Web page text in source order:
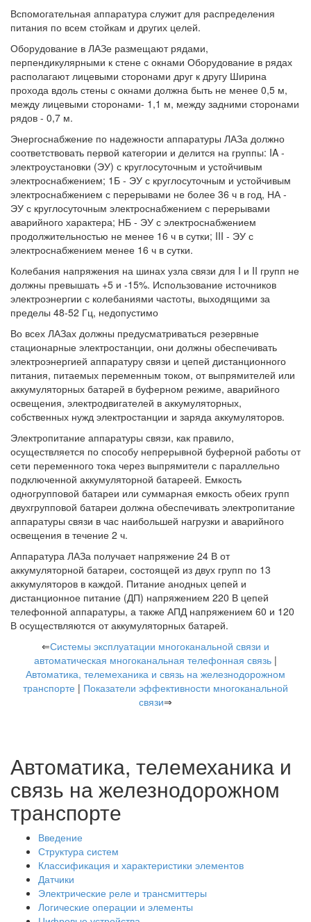
Вспомогательная аппаратура служит для распределения
питания по всем стойкам и других целей.
Оборудование в ЛАЗе размещают рядами,
перпендикулярными к стене с окнами Оборудование в рядах
располагают лицевыми сторонами друг к другу Ширина
прохода вдоль стены с окнами должна быть не менее 0,5 м,
между лицевыми сторонами- 1,1 м, между задними сторонами
рядов - 0,7 м.
Энергоснабжение по надежности аппаратуры ЛАЗа должно
соответствовать первой категории и делится на группы: IA -
электроустановки (ЭУ) с круглосуточным и устойчивым
электроснабжением; 1Б - ЭУ с круглосуточным и устойчивым
электроснабжением с перерывами не более 36 ч в год, НА -
ЭУ с круглосуточным электроснабжением с перерывами
аварийного характера; НБ - ЭУ с электроснабжением
продолжительностью не менее 16 ч в сутки; III - ЭУ с
электроснабжением менее 16 ч в сутки.
Колебания напряжения на шинах узла связи для I и II групп не
должны превышать +5 и -15%. Использование источников
электроэнергии с колебаниями частоты, выходящими за
пределы 48-52 Гц, недопустимо
Во всех ЛАЗах должны предусматриваться резервные
стационарные электростанции, они должны обеспечивать
электроэнергией аппаратуру связи и цепей дистанционного
питания, питаемых переменным током, от выпрямителей или
аккумуляторных батарей в буферном режиме, аварийного
освещения, электродвигателей в аккумуляторных,
собственных нужд электростанции и заряда аккумуляторов.
Электропитание аппаратуры связи, как правило,
осуществляется по способу непрерывной буферной работы от
сети переменного тока через выпрямители с параллельно
подключенной аккумуляторной батареей. Емкость
одногрупповой батареи или суммарная емкость обеих групп
двухгрупповой батареи должна обеспечивать электропитание
аппаратуры связи в час наибольшей нагрузки и аварийного
освещения в течение 2 ч.
Аппаратура ЛАЗа получает напряжение 24 В от
аккумуляторной батареи, состоящей из двух групп по 13
аккумуляторов в каждой. Питание анодных цепей и
дистанционное питание (ДП) напряжением 220 В цепей
телефонной аппаратуры, а также АПД напряжением 60 и 120
В осуществляются от аккумуляторных батарей.
⇐Системы эксплуатации многоканальной связи и
автоматическая многоканальная телефонная связь |
Автоматика, телемеханика и связь на железнодорожном
транспорте | Показатели эффективности многоканальной
связи⇒
Автоматика, телемеханика и
связь на железнодорожном
транспорте
Введение
Структура систем
Классификация и характеристики элементов
Датчики
Электрические реле и трансмиттеры
Логические операции и элементы